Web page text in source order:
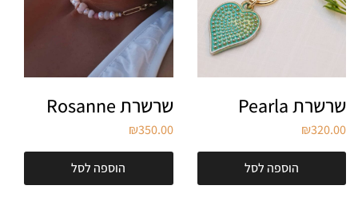
שרשרת Pearla
₪320.00
הוספה לסל
שרשרת Rosanne
₪350.00
הוספה לסל